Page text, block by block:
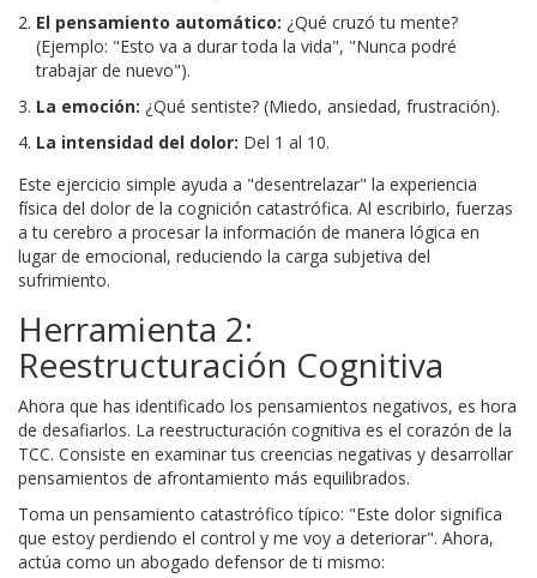
El pensamiento automático: ¿Qué cruzó tu mente?
(Ejemplo: "Esto va a durar toda la vida", "Nunca podré
trabajar de nuevo").
La emoción: ¿Qué sentiste? (Miedo, ansiedad, frustración).
La intensidad del dolor: Del 1 al 10.
Este ejercicio simple ayuda a "desentrelazar" la experiencia
física del dolor de la cognición catastrófica. Al escribirlo, fuerzas
a tu cerebro a procesar la información de manera lógica en
lugar de emocional, reduciendo la carga subjetiva del
sufrimiento.
Herramienta 2:
Reestructuración Cognitiva
Ahora que has identificado los pensamientos negativos, es hora
de desafiarlos. La reestructuración cognitiva es el corazón de la
TCC. Consiste en examinar tus creencias negativas y desarrollar
pensamientos de afrontamiento más equilibrados.
Toma un pensamiento catastrófico típico: "Este dolor significa
que estoy perdiendo el control y me voy a deteriorar". Ahora,
actúa como un abogado defensor de ti mismo: